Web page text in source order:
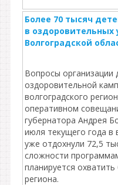
Более 70 тысяч
в оздоровительных
Волгоградской
Вопросы организации
оздоровительной
волгоградского
оперативном
губернатора Андрея
июля текущего года в
уже отдохнули 72,5
сложности
планируется
региона.